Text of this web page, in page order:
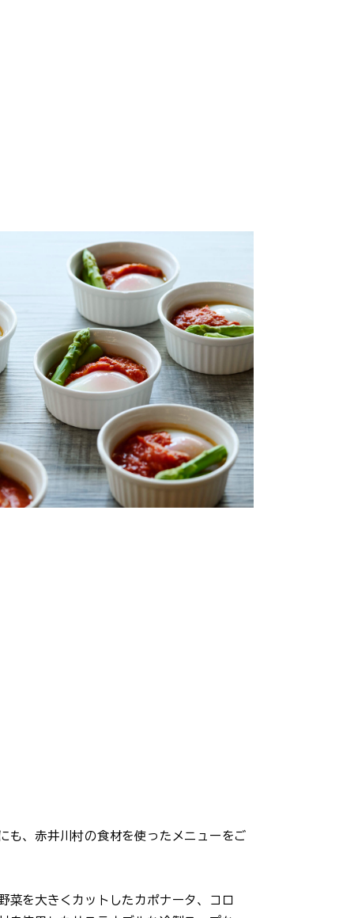
も、赤井川村の食材を使ったメニューをご
菜を大きくカットしたカポナータ、コロ